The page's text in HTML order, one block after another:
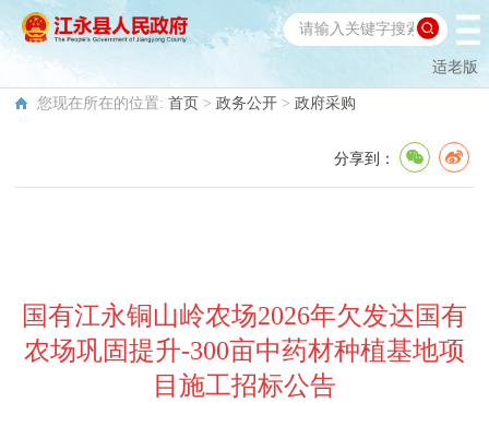
适老版
您现在所在的位置: 首页 > 政务公开 > 政府采购
分享到：
国有江永铜山岭农场2026年欠发达国有
农场巩固提升-300亩中药材种植基地项
目施工招标公告